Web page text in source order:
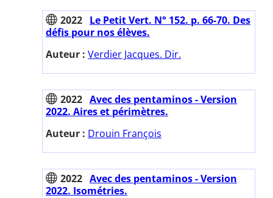
2022 Le Petit Vert. N° 152. p. 66-70. Des
défis pour nos élèves.
Auteur : Verdier Jacques. Dir.
2022 Avec des pentaminos - Version
2022. Aires et périmètres.
Auteur : Drouin François
2022 Avec des pentaminos - Version
2022. Isométries.